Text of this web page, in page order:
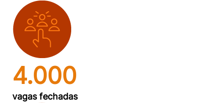
4.000
vagas fechadas